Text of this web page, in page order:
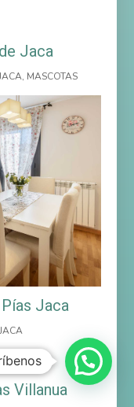
Jaca
, MASCOTAS
Jaca
JACA
Villanua